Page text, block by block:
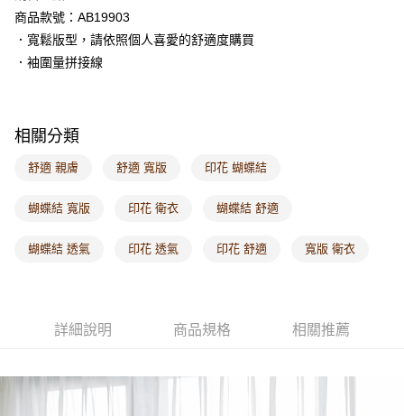
付款後7-11取貨
每筆NT$60，滿NT$1,000(含以上)免運費
付款後門市自取
每筆NT$60，滿NT$1,000(含以上)免運費
商品款號：AB19903
．寬鬆版型，請依照個人喜愛的舒適度購買
．袖圍量拼接線
相關分類
舒適 親膚 舒適 寬版 印花 蝴蝶結
蝴蝶結 寬版 印花 衛衣 蝴蝶結 舒適
蝴蝶結 透氣 印花 透氣 印花 舒適 寬版 衛衣
詳細說明 商品規格 相關推薦